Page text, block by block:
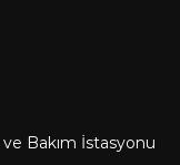
Bakım İstasyonu